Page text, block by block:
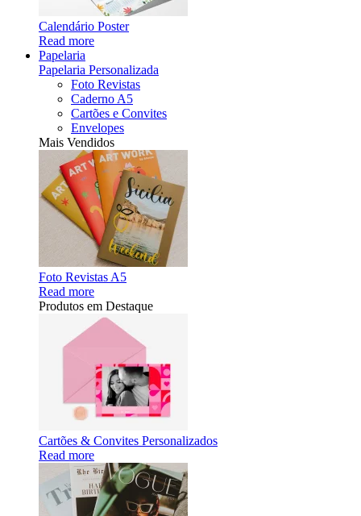
Calendário Poster
Read more
Papelaria
Papelaria Personalizada
Foto Revistas
Caderno A5
Cartões e Convites
Envelopes
Mais Vendidos
Foto Revistas A5
Read more
Produtos em Destaque
Cartões & Convites Personalizados
Read more